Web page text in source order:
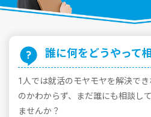
誰に何をどうやって
1⼈では就活のモヤモヤを解決で
のかわからず、まだ誰にも相談し
ませんか？